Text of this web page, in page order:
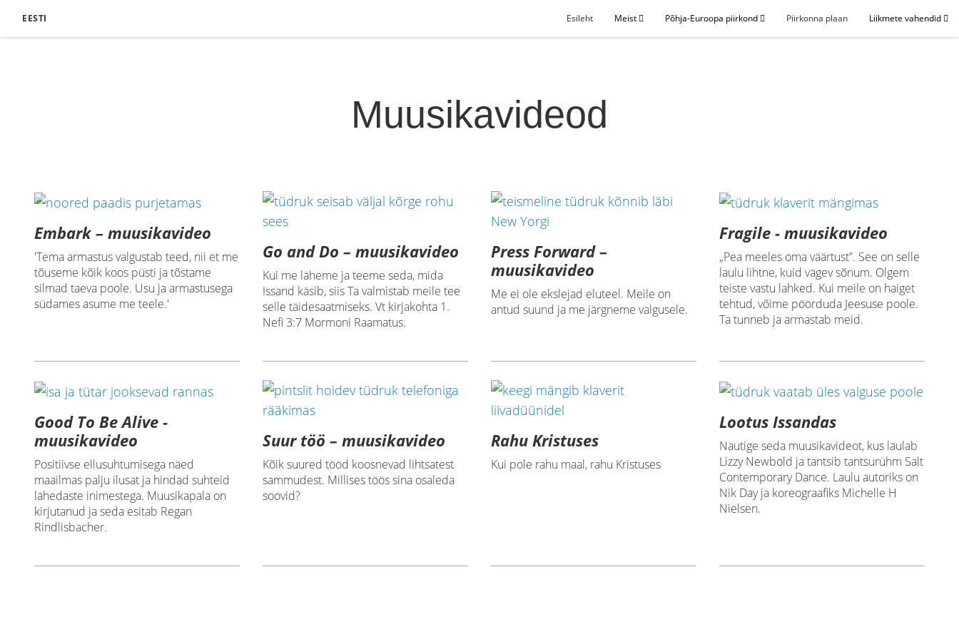
EESTI Esileht Meist Põhja-Euroopa piirkond Piirkonna plaan Liikmete vahendid
Muusikavideod
Embark – muusikavideo
'Tema armastus valgustab teed, nii et me
tõuseme kõik koos püsti ja tõstame
silmad taeva poole. Usu ja armastusega
südames asume me teele.'
Go and Do – muusikavideo
Kui me läheme ja teeme seda, mida
Issand käsib, siis Ta valmistab meile tee
selle täidesaatmiseks. Vt kirjakohta 1.
Nefi 3:7 Mormoni Raamatus.
Press Forward –
muusikavideo
Me ei ole ekslejad eluteel. Meile on
antud suund ja me järgneme valgusele.
Fragile - muusikavideo
„Pea meeles oma väärtust”. See on selle
laulu lihtne, kuid vägev sõnum. Olgem
teiste vastu lahked. Kui meile on haiget
tehtud, võime pöörduda Jeesuse poole.
Ta tunneb ja armastab meid.
Good To Be Alive -
muusikavideo
Positiivse ellusuhtumisega näed
maailmas palju ilusat ja hindad suhteid
lähedaste inimestega. Muusikapala on
kirjutanud ja seda esitab Regan
Rindlisbacher.
Suur töö – muusikavideo
Kõik suured tööd koosnevad lihtsatest
sammudest. Millises töös sina osaleda
soovid?
Rahu Kristuses
Kui pole rahu maal, rahu Kristuses
Lootus Issandas
Nautige seda muusikavideot, kus laulab
Lizzy Newbold ja tantsib tantsurühm Salt
Contemporary Dance. Laulu autoriks on
Nik Day ja koreograafiks Michelle H
Nielsen.